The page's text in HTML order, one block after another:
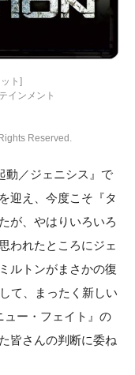
ト]
インメント
Reserved.
動／ジェニシス』で
迎え、今度こそ『タ
が、やはりいろいろ
われたところにジェ
ルトンがまさかの復
て、まったく新しい
ュー・フェイト』の
皆さんの判断に委ね